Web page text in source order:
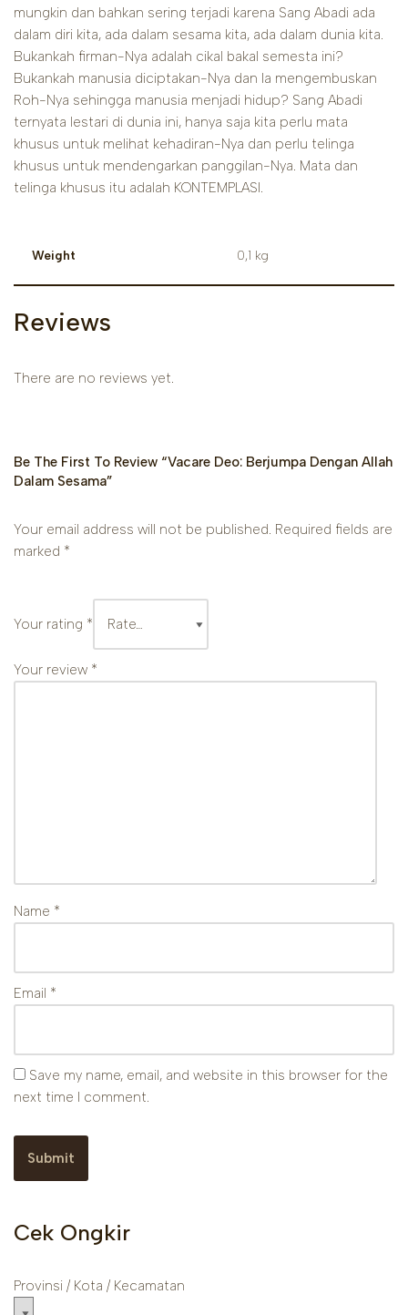
mungkin dan bahkan sering terjadi karena Sang Abadi ada
dalam diri kita, ada dalam sesama kita, ada dalam dunia kita.
Bukankah firman-Nya adalah cikal bakal semesta ini?
Bukankah manusia diciptakan-Nya dan Ia mengembuskan
Roh-Nya sehingga manusia menjadi hidup? Sang Abadi
ternyata lestari di dunia ini, hanya saja kita perlu mata
khusus untuk melihat kehadiran-Nya dan perlu telinga
khusus untuk mendengarkan panggilan-Nya. Mata dan
telinga khusus itu adalah KONTEMPLASI.
Weight 0,1 kg
Reviews
There are no reviews yet.
Be The First To Review “Vacare Deo: Berjumpa Dengan Allah
Dalam Sesama”
Your email address will not be published. Required fields are
marked *
Your rating *
Your review *
Name *
Email *
Save my name, email, and website in this browser for the
next time I comment.
Cek Ongkir
Provinsi / Kota / Kecamatan